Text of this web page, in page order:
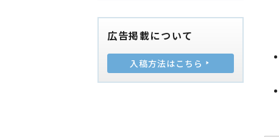
広告掲載について
入稿方法はこちら